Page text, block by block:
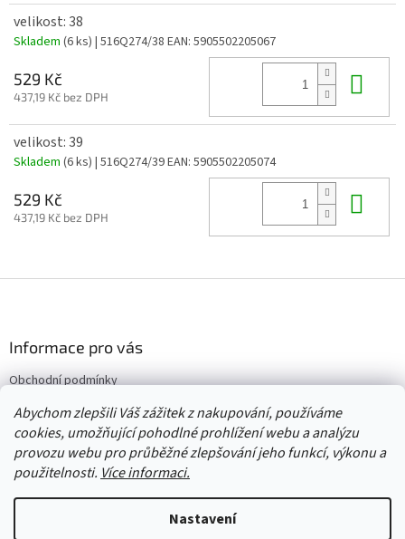
Abychom zlepšili Váš zážitek z nakupování, používáme
cookies, umožňující pohodlné prohlížení webu a analýzu
provozu webu pro průběžné zlepšování jeho funkcí, výkonu a
použitelnosti. Více informaci.
Nastavení
velikost: 38
Skladem (6 ks) | 516Q274/38 EAN: 5905502205067
529 Kč
437,19 Kč bez DPH
velikost: 39
Skladem (6 ks) | 516Q274/39EAN: 5905502205074
529 Kč
437,19 Kč bez DPH
í
Informace pro vás
Obchodní podmínky
Vrácení/výměna/reklamace
Velkoobchod